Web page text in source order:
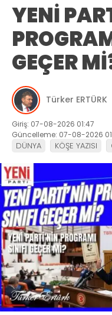
YENİ
GEÇER
Türker ERTÜRK
Giriş: 07-08-2026 01:47
Güncelleme: 07-08-2026
DÜNYA KÖŞE YAZISI